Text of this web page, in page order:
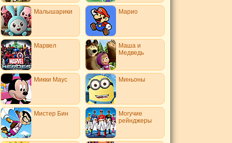
Малышарики Марио
Марвел
Маша и
Медведь
Микки Маус Миньоны
Мистер Бин
Могучие
рейнджеры